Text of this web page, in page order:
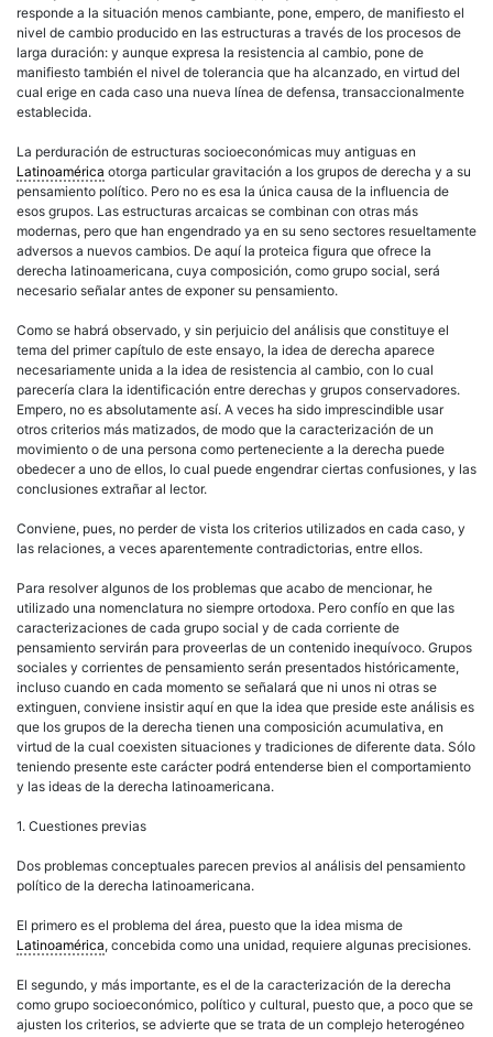
responde a la situación menos cambiante, pone, empero, de manifiesto el
nivel de cambio producido en las estructuras a través de los procesos de
larga duración: y aunque expresa la resistencia al cambio, pone de
manifiesto también el nivel de tolerancia que ha alcanzado, en virtud del
cual erige en cada caso una nueva línea de defensa, transaccionalmente
establecida.
La perduración de estructuras socioeconómicas muy antiguas en
Latinoamérica otorga particular gravitación a los grupos de derecha y a su
pensamiento político. Pero no es esa la única causa de la influencia de
esos grupos. Las estructuras arcaicas se combinan con otras más
modernas, pero que han engendrado ya en su seno sectores resueltamente
adversos a nuevos cambios. De aquí la proteica figura que ofrece la
derecha latinoamericana, cuya composición, como grupo social, será
necesario señalar antes de exponer su pensamiento.
Como se habrá observado, y sin perjuicio del análisis que constituye el
tema del primer capítulo de este ensayo, la idea de derecha aparece
necesariamente unida a la idea de resistencia al cambio, con lo cual
parecería clara la identificación entre derechas y grupos conservadores.
Empero, no es absolutamente así. A veces ha sido imprescindible usar
otros criterios más matizados, de modo que la caracterización de un
movimiento o de una persona como perteneciente a la derecha puede
obedecer a uno de ellos, lo cual puede engendrar ciertas confusiones, y las
conclusiones extrañar al lector.
Conviene, pues, no perder de vista los criterios utilizados en cada caso, y
las relaciones, a veces aparentemente contradictorias, entre ellos.
Para resolver algunos de los problemas que acabo de mencionar, he
utilizado una nomenclatura no siempre ortodoxa. Pero confío en que las
caracterizaciones de cada grupo social y de cada corriente de
pensamiento servirán para proveerlas de un contenido inequívoco. Grupos
sociales y corrientes de pensamiento serán presentados históricamente,
incluso cuando en cada momento se señalará que ni unos ni otras se
extinguen, conviene insistir aquí en que la idea que preside este análisis es
que los grupos de la derecha tienen una composición acumulativa, en
virtud de la cual coexisten situaciones y tradiciones de diferente data. Sólo
teniendo presente este carácter podrá entenderse bien el comportamiento
y las ideas de la derecha latinoamericana.
1. Cuestiones previas
Dos problemas conceptuales parecen previos al análisis del pensamiento
político de la derecha latinoamericana.
El primero es el problema del área, puesto que la idea misma de
Latinoamérica, concebida como una unidad, requiere algunas precisiones.
El segundo, y más importante, es el de la caracterización de la derecha
como grupo socioeconómico, político y cultural, puesto que, a poco que se
ajusten los criterios, se advierte que se trata de un complejo heterogéneo